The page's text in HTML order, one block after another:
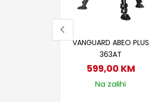
VANGUARD ABEO PLUS
363AT
599,00 KM
Na zalihi